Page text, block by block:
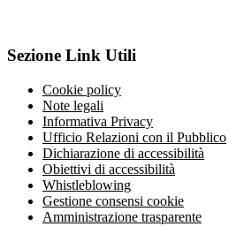
Sezione Link Utili
Cookie policy
Note legali
Informativa Privacy
Ufficio Relazioni con il Pubblico
Dichiarazione di accessibilità
Obiettivi di accessibilità
Whistleblowing
Gestione consensi cookie
Amministrazione trasparente